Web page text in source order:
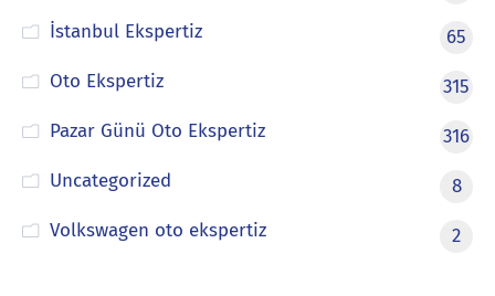
İstanbul Ekspertiz
65
Oto Ekspertiz
315
Pazar Günü Oto Ekspertiz
316
Uncategorized
8
Volkswagen oto ekspertiz
2